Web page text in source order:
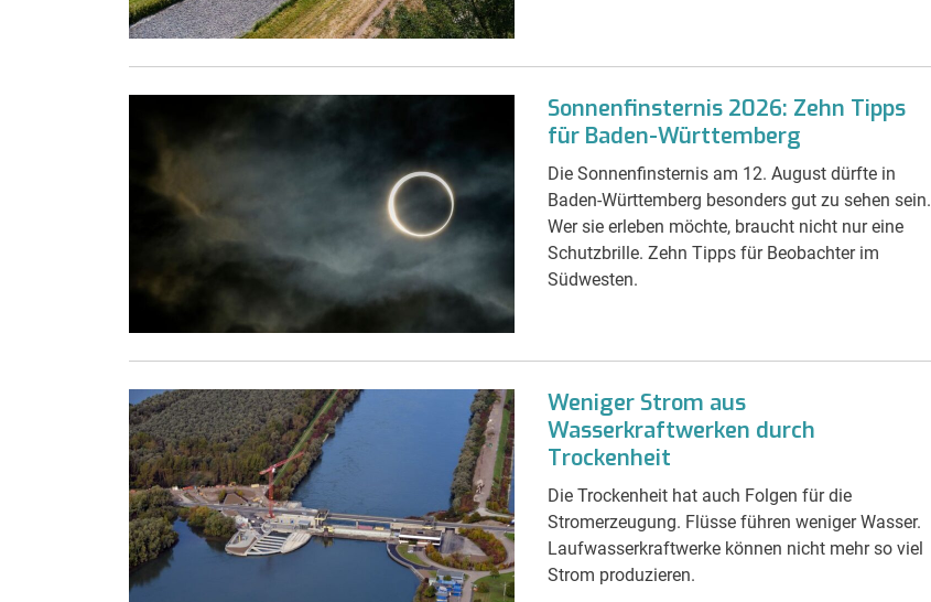
Sonnenfinsternis 2026: Zehn Tipps
für Baden-Württemberg
Die Sonnenfinsternis am 12. August dürfte in
Baden-Württemberg besonders gut zu sehen sein.
Wer sie erleben möchte, braucht nicht nur eine
Schutzbrille. Zehn Tipps für Beobachter im
Südwesten.
Weniger Strom aus
Wasserkraftwerken durch
Trockenheit
Die Trockenheit hat auch Folgen für die
Stromerzeugung. Flüsse führen weniger Wasser.
Laufwasserkraftwerke können nicht mehr so viel
Strom produzieren.